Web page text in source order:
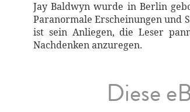
Jay Baldwyn wurde in Berlin
Paranormale Erscheinungen und
ist sein Anliegen, die Leser
Nachdenken anzuregen.
Diese